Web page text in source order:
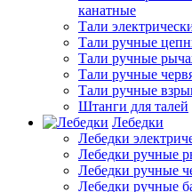
канатные
Тали
Тали ручные
Тали ручные
Тали ручные
Тали ручные
Штанги для талей
Лебедки
Лебедки
Лебедки ручные
Лебедки ручные
Лебедки ручные